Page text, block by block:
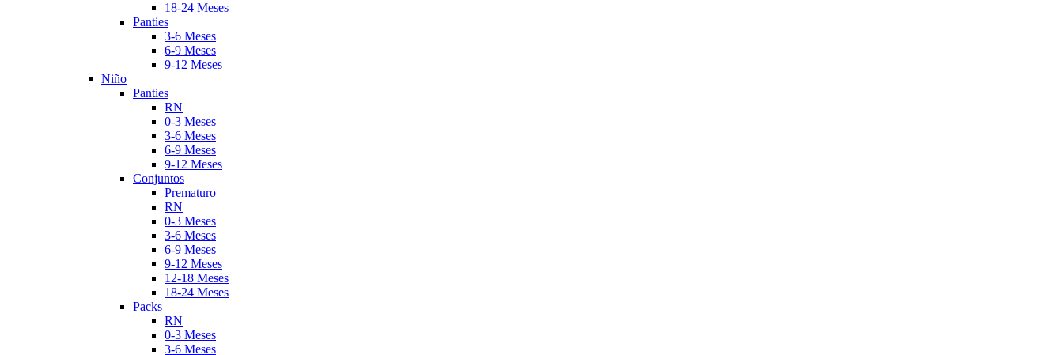
18-24 Meses
Panties
3-6 Meses
6-9 Meses
9-12 Meses
Niño
Panties
RN
0-3 Meses
3-6 Meses
6-9 Meses
9-12 Meses
Conjuntos
Prematuro
RN
0-3 Meses
3-6 Meses
6-9 Meses
9-12 Meses
12-18 Meses
18-24 Meses
Packs
RN
0-3 Meses
3-6 Meses